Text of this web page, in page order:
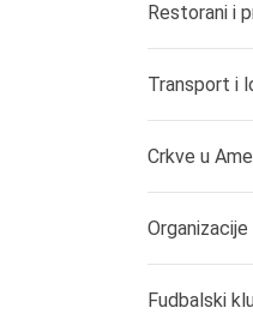
Restorani i
Transport i
Crkve u
Fudbalski